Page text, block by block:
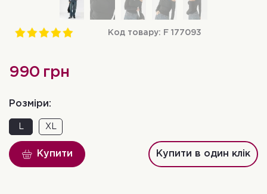
Код товару: F 177093
990 грн
Розміри:
XL
Купити Купити в один клік